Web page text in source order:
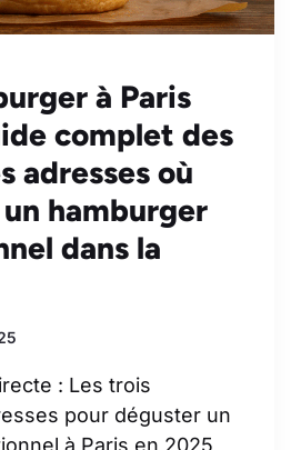
à Paris
complet des
adresses où
hamburger
dans la
: Les trois
pour déguster un
à Paris en 2025